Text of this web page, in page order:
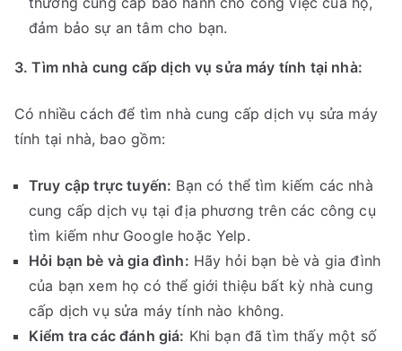
đảm bảo sự an tâm cho bạn.
3. Tìm nhà cung cấp dịch vụ sửa máy tính tại nhà:
Có nhiều cách để tìm nhà cung cấp dịch vụ sửa máy
tính tại nhà, bao gồm:
Truy cập trực tuyến: Bạn có thể tìm kiếm các nhà
cung cấp dịch vụ tại địa phương trên các công cụ
tìm kiếm như Google hoặc Yelp.
Hỏi bạn bè và gia đình: Hãy hỏi bạn bè và gia đình
của bạn xem họ có thể giới thiệu bất kỳ nhà cung
cấp dịch vụ sửa máy tính nào không.
Kiểm tra các đánh giá: Khi bạn đã tìm thấy một số